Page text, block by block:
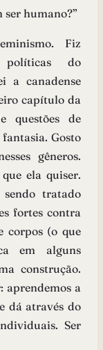
humano?”
Fiz
do
a canadense
capítulo da
questões de
Gosto
gêneros.
ela quiser.
tratado
fortes contra
corpos (o que
em alguns
construção.
aprendemos a
dá através do
Ser